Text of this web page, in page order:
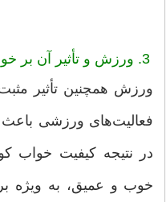
3. ورزش و تأثیر آن بر خواب کودکان
ورزش همچنین تأثیر
فعالیت‌های ورزشی
در نتیجه کیفیت خواب
خوب و عمیق، به ویژه